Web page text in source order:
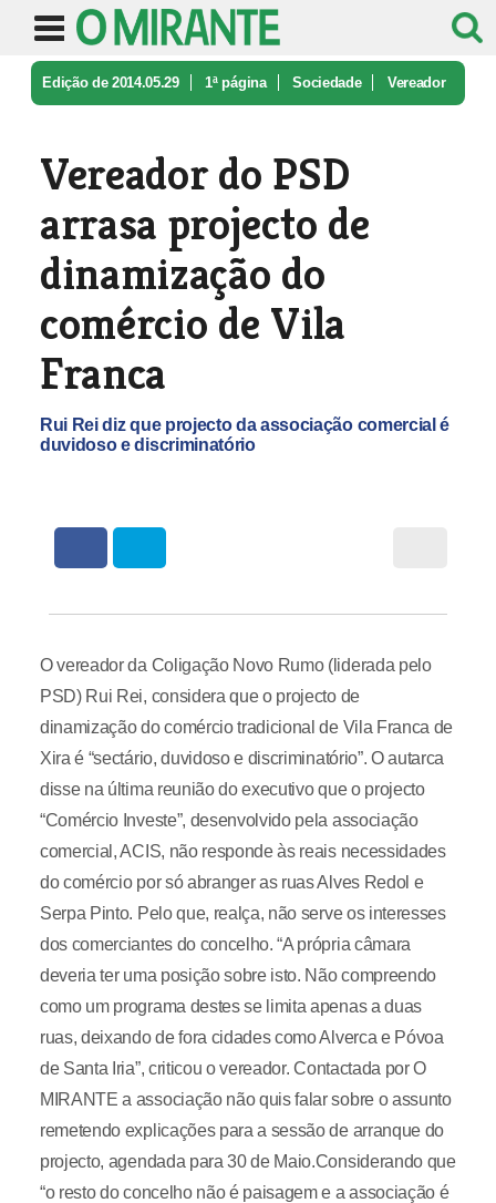
Edição de 2014.05.29 1ª página Sociedade Vereador
Vereador do PSD
arrasa projecto de
dinamização do
comércio de Vila
Franca
Rui Rei diz que projecto da associação comercial é
duvidoso e discriminatório
O vereador da Coligação Novo Rumo (liderada pelo
PSD) Rui Rei, considera que o projecto de
dinamização do comércio tradicional de Vila Franca de
Xira é “sectário, duvidoso e discriminatório”. O autarca
disse na última reunião do executivo que o projecto
“Comércio Investe”, desenvolvido pela associação
comercial, ACIS, não responde às reais necessidades
do comércio por só abranger as ruas Alves Redol e
Serpa Pinto. Pelo que, realça, não serve os interesses
dos comerciantes do concelho. “A própria câmara
deveria ter uma posição sobre isto. Não compreendo
como um programa destes se limita apenas a duas
ruas, deixando de fora cidades como Alverca e Póvoa
de Santa Iria”, criticou o vereador. Contactada por O
MIRANTE a associação não quis falar sobre o assunto
remetendo explicações para a sessão de arranque do
projecto, agendada para 30 de Maio.Considerando que
“o resto do concelho não é paisagem e a associação é